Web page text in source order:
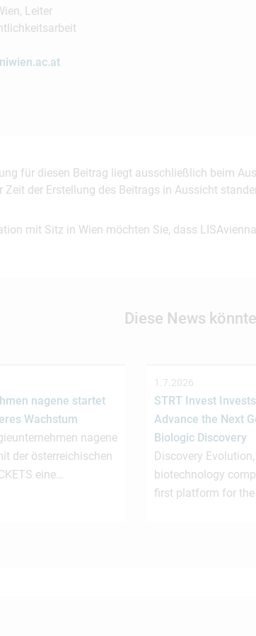
Leiter
für diesen Beitrag liegt ausschließlich beim
Zeit der Erstellung des Beitrags in Aussicht
mit Sitz in Wien möchten Sie, dass
Diese News
nagene startet
Wachstum
nagene
der österreichischen
eine…
1.7.2026
STRT Invest
Advance the Next
Biologic Discovery
Discovery
biotechnology
first platform for